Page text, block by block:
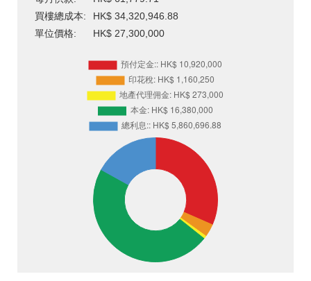
買樓總成本:
HK$ 34,320,946.88
單位價格:
HK$ 27,300,000